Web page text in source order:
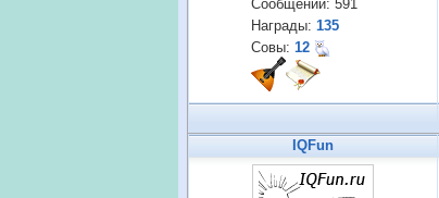
Сообщений: 591
Награды: 135
Совы: 12
IQFun